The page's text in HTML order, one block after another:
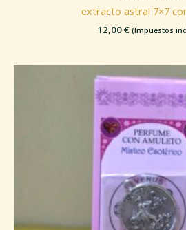
extracto astral 7×7
12,00€ (Impuestos